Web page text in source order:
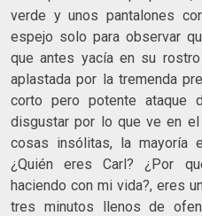
verde y unos pantalones
espejo solo para observar
que antes yacía en su
aplastada por la tremenda
corto pero potente ataque
disgustar por lo que ve en
cosas insólitas, la mayoría
¿Quién eres Carl? ¿Por
haciendo con mi vida?, eres
tres minutos llenos de